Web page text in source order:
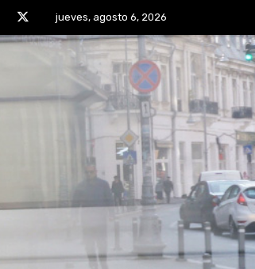
jueves, agosto 6, 2026